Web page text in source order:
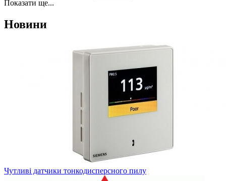
Показати ще...
Новини
Чутливі датчики тонкодисперсного пилу